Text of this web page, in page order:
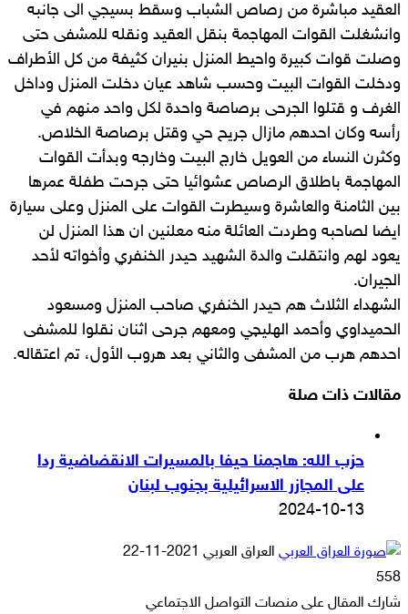
العقيد مباشرة من رصاص الشباب وسقط بسيجي الى جانبه
وانشغلت القوات المهاجمة بنقل العقيد ونقله للمشفى حتى
وصلت قوات كبيرة واحيط المنزل بنيران كثيفة من كل الأطراف
ودخلت القوات البيت وحسب شاهد عيان دخلت المنزل وداخل
الغرف و قتلوا الجرحى برصاصة واحدة لكل واحد منهم في
رأسه وكان احدهم مازال جريح حي وقتل برصاصة الخلاص.
وكثرن النساء من العويل خارج البيت وخارجه وبدأت القوات
المهاجمة باطلاق الرصاص عشوائيا حتى جرحت طفلة عمرها
بين الثامنة والعاشرة وسيطرت القوات على المنزل وعلى سيارة
ايضا لصاحبه وطردت العائلة منه معلنين ان هذا المنزل لن
يعود لهم وانتقلت والدة الشهيد حيدر الخنفري وأخواته لأحد
الجيران.
الشهداء الثلاث هم حيدر الخنفري صاحب المنزل ومسعود
الحميداوي وأحمد الهليچي ومعهم جرحى اثنان نقلوا للمشفى
احدهم هرب من المشفى والثاني بعد هروب الأول، تم اعتقاله.
مقالات ذات صلة
حزب الله: هاجمنا حيفا بالمسيرات الانقضاضية ردا
على المجازر الاسرائيلية بجنوب لبنان
2024-10-13
العراق العربي أرسل
إلكترونيا
2021-11-22
558
شارك المقال على منصات التواصل الاجتماعي